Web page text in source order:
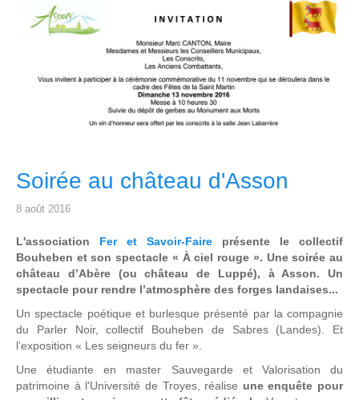
Soirée au château d'Asson
8 août 2016
L'association Fer et Savoir-Faire présente le collectif
Bouheben et son spectacle « À ciel rouge ». Une soirée au
château d’Abère (ou château de Luppé), à Asson. Un
spectacle pour rendre l’atmosphère des forges landaises...
Un spectacle poétique et burlesque présenté par la compagnie
du Parler Noir, collectif Bouheben de Sabres (Landes). Et
l’exposition « Les seigneurs du fer ».
Une étudiante en master Sauvegarde et Valorisation du
patrimoine à l'Université de Troyes, réalise une enquête pour